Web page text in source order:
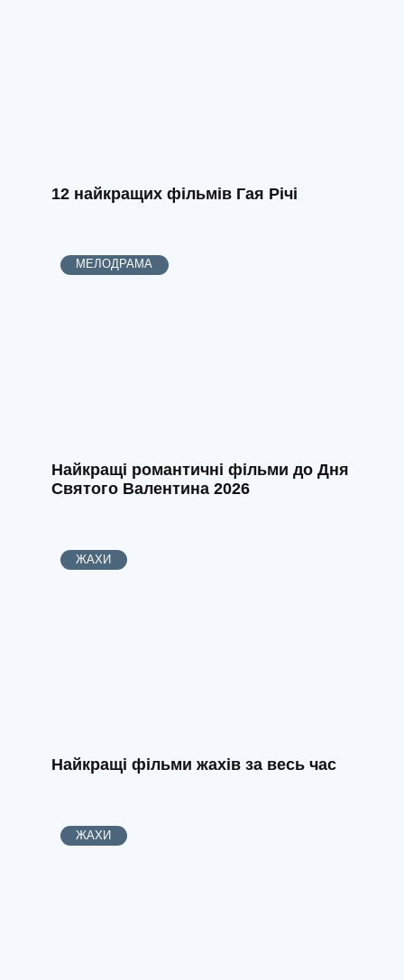
12 найкращих фільмів Гая Річі
МЕЛОДРАМА
Найкращі романтичні фільми до Дня
Святого Валентина 2026
ЖАХИ
Найкращі фільми жахів за весь час
ЖАХИ